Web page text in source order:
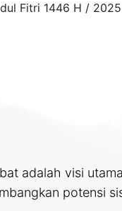
Fitri 1446 H /
adalah visi
potensi